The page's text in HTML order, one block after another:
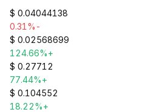
$ 0.04044138
-0.31%
$ 0.02568699
+124.66%
$ 0.27712
+77.44%
$ 0.104552
+18.22%